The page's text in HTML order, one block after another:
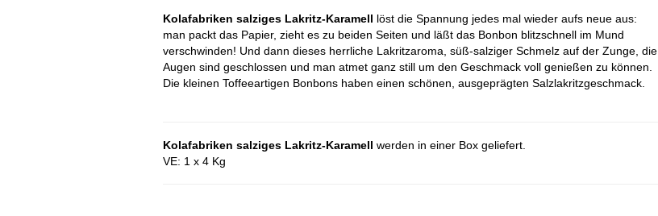
Kolafabriken salziges Lakritz-Karamell löst die Spannung jedes mal wieder aufs neue aus:
man packt das Papier, zieht es zu beiden Seiten und läßt das Bonbon blitzschnell im Mund
verschwinden! Und dann dieses herrliche Lakritzaroma, süß-salziger Schmelz auf der Zunge, die
Augen sind geschlossen und man atmet ganz still um den Geschmack voll genießen zu können.
Die kleinen Toffeeartigen Bonbons haben einen schönen, ausgeprägten Salzlakritzgeschmack.
Kolafabriken salziges Lakritz-Karamell werden in einer Box geliefert.
VE: 1 x 4 Kg